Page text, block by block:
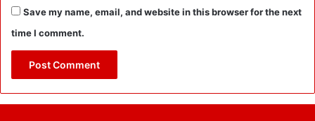
Save my name, email, and website in this browser for the next
time I comment.